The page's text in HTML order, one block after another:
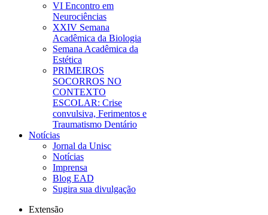
VI Encontro em
Neurociências
XXIV Semana
Acadêmica da Biologia
Semana Acadêmica da
Estética
PRIMEIROS
SOCORROS NO
CONTEXTO
ESCOLAR: Crise
convulsiva, Ferimentos e
Traumatismo Dentário
Notícias
Jornal da Unisc
Notícias
Imprensa
Blog EAD
Sugira sua divulgação
Extensão